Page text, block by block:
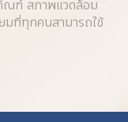
ณฑ์ สภาพแวดล้อม
ยมที่ทุกคนสามารถใช้